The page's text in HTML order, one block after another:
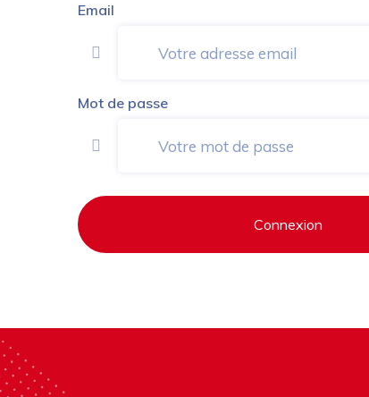
Email
Mot de passe
Connexion